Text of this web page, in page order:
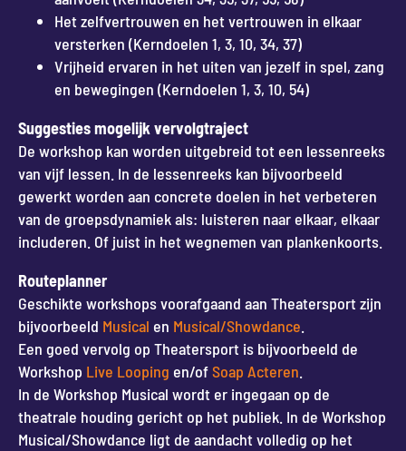
Het zelfvertrouwen en het vertrouwen in elkaar
versterken (Kerndoelen 1, 3, 10, 34, 37)
Vrijheid ervaren in het uiten van jezelf in spel, zang
en bewegingen (Kerndoelen 1, 3, 10, 54)
Suggesties mogelijk vervolgtraject
De workshop kan worden uitgebreid tot een lessenreeks
van vijf lessen. In de lessenreeks kan bijvoorbeeld
gewerkt worden aan concrete doelen in het verbeteren
van de groepsdynamiek als: luisteren naar elkaar, elkaar
includeren. Of juist in het wegnemen van plankenkoorts.
Routeplanner
Geschikte workshops voorafgaand aan Theatersport zijn
bijvoorbeeld Musical en Musical/Showdance
Een goed vervolg op Theatersport is bijvoorbeeld de
Workshop Live Looping en/ofSoap Acteren
In de Workshop Musical wordt er ingegaan op de
theatrale houding gericht op het publiek. In de Workshop
Musical/Showdance ligt de aandacht volledig op het